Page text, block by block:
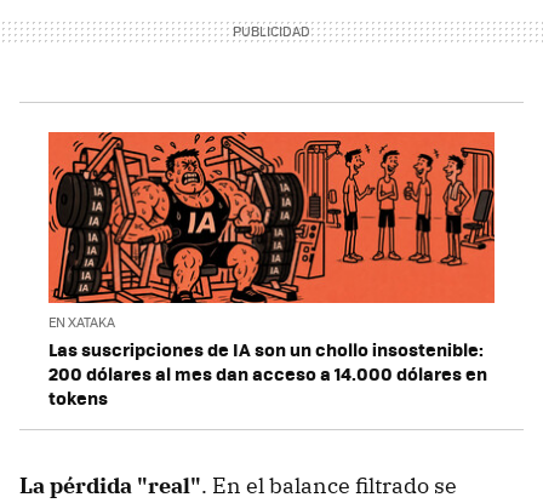
EN XATAKA
Las suscripciones de IA son un chollo insostenible:
200 dólares al mes dan acceso a 14.000 dólares en
tokens
La pérdida "real". En el balance filtrado se